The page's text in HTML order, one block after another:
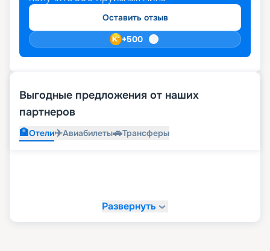
бронировать места лучше заранее.
Оставить отзыв
+500
Выгодные предложения от наших
партнеров
🏨Отели✈️Авиабилеты🚗Трансферы
Развернуть